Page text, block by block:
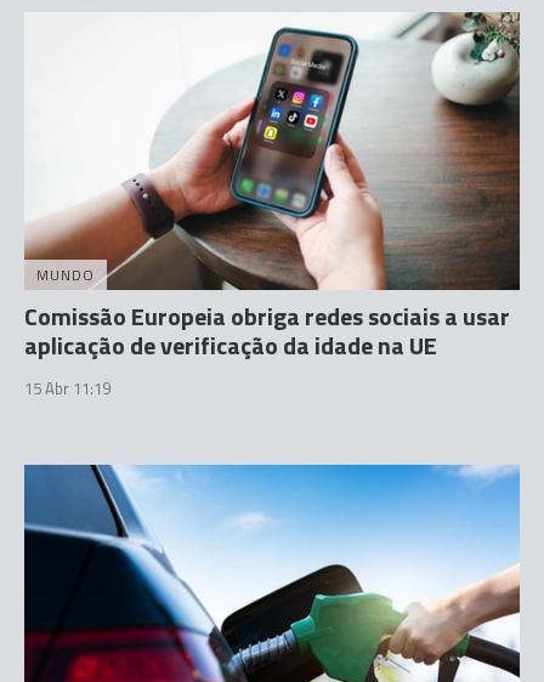
MUNDO
Comissão Europeia obriga redes sociais a usar
aplicação de verificação da idade na UE
15 Abr 11:19